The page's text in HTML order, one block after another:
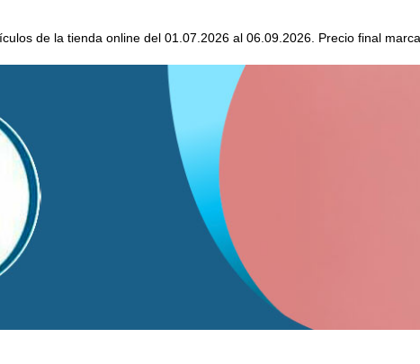
de la tienda online del 01.07.2026 al 06.09.2026. Precio final